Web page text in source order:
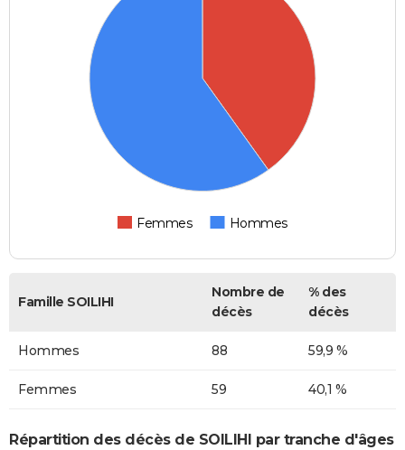
Femmes Hommes
Famille SOILIHI
Nombre de
décès
% des
décès
Hommes 88 59,9 %
Femmes 59 40,1 %
Répartition des décès de SOILIHI par tranche d'âges